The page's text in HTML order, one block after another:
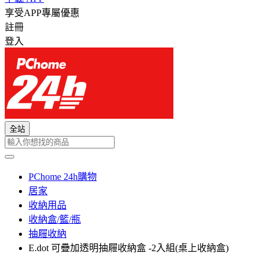
享受APP專屬優惠
註冊
登入
全站
PChome 24h購物
居家
收納用品
收納盒/籃/瓶
抽屜收納
E.dot 可疊加透明抽屜收納盒 -2入組(桌上收納盒)